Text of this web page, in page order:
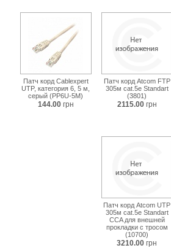
Патч корд Cablexpert
UTP, категория 6, 5 м,
серый (PP6U-5M)
144.00 грн
Патч корд Atcom FTP
305м cat.5e Standart
(3801)
2115.00 грн
Патч корд Atcom UTP
305м cat.5e Standart
CCA для внешней
прокладки с тросом
(10700)
3210.00 грн